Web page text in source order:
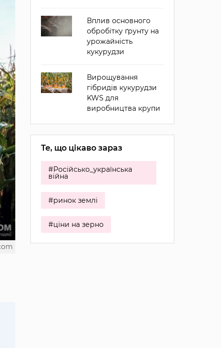
Вплив основного
обробітку ґрунту на
урожайність
кукурудзи
Вирощування
гібридів кукурудзи
KWS для
виробництва крупи
Те, що цікаво зараз
#Російсько_українська
війна
#ринок землі
#ціни на зерно